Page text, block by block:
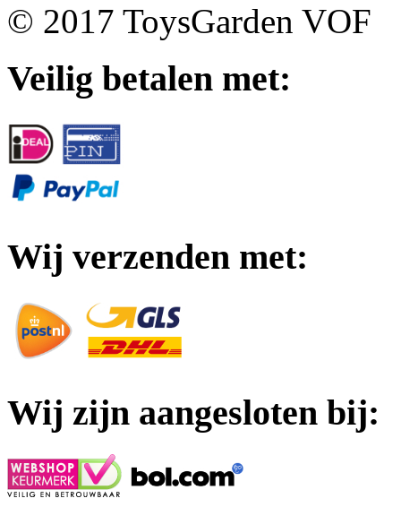
© 2017 ToysGarden VOF
Veilig betalen met:
Wij verzenden met:
Wij zijn aangesloten bij: